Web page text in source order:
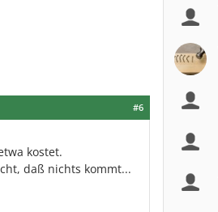
#6
kostet.
daß nichts kommt...